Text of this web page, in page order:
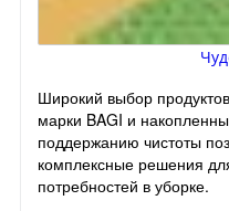
Широкий выбор
марки BAGI и
поддержанию чистоты
комплексные решения
потребностей в уборке.